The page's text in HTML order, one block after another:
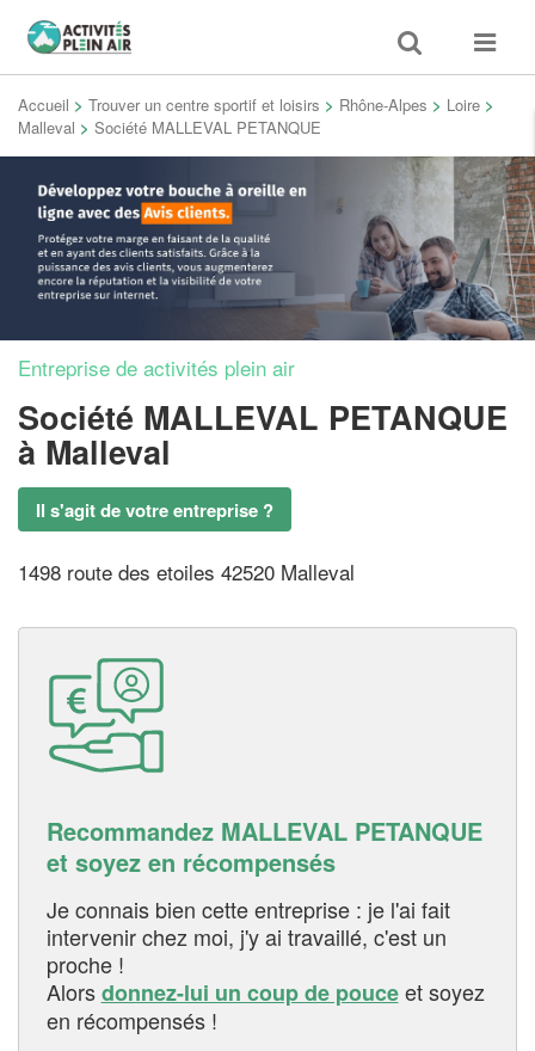
Toggle
search
Toggle
Accueil > Trouver un centre sportif et loisirs > Rhône-Alpes > Loire >
Malleval > Société MALLEVAL PETANQUE
Entreprise de activités plein air
Société MALLEVAL PETANQUE
à Malleval
Il s'agit de votre entreprise ?
1498 route des etoiles 42520 Malleval
Recommandez MALLEVAL PETANQUE
et soyez en récompensés
Je connais bien cette entreprise : je l'ai fait
intervenir chez moi, j'y ai travaillé, c'est un
proche !
Alorsdonnez-lui un coup de pouceet soyez
en récompensés !